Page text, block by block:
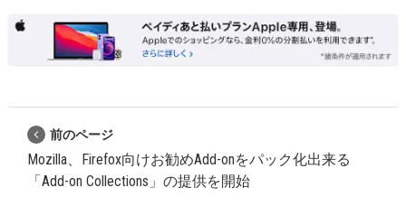
前のページ
Mozilla、Firefox向けお勧めAdd-onをパック化出来る
「Add-on Collections」の提供を開始